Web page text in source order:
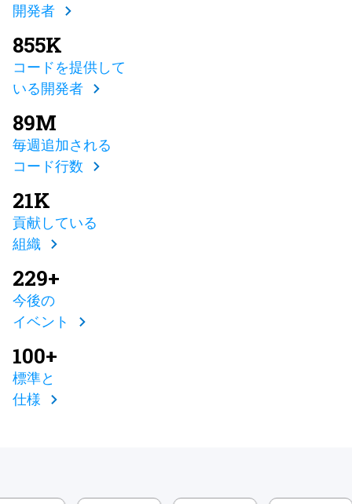
開発者
855K
コードを提供して
いる開発者
89M
毎週追加される
コード行数
21K
貢献している
組織
229+
今後の
イベント
100+
標準と
仕様